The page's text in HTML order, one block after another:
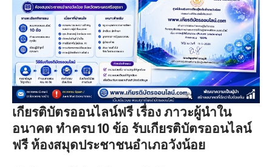
เกียรติบัตรออนไลน์ฟรี เรื่อง ภาวะผู้นำใน
อนาคต ทำครบ 10 ข้อ รับเกียรติบัตรออนไลน์
ฟรี ห้องสมุดประชาชนอำเภอวังน้อย